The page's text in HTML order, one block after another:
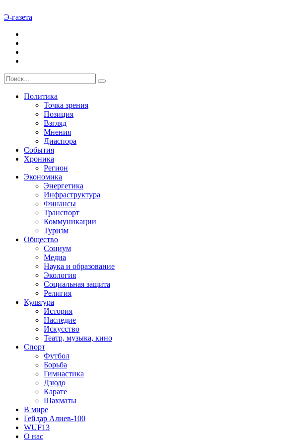
Э-газета
Политика
Точка зрения
Позиция
Взгляд
Мнения
Диаспора
События
Хроника
Регион
Экономика
Энергетика
Инфраструктура
Финансы
Транспорт
Коммуникации
Туризм
Общество
Социум
Медиа
Наука и образование
Экология
Социальная защита
Религия
Культура
История
Наследие
Искусство
Театр, музыка, кино
Спорт
Футбол
Борьба
Гимнастика
Дзюдо
Карате
Шахматы
В мире
Гейдар Алиев-100
WUF13
О нас